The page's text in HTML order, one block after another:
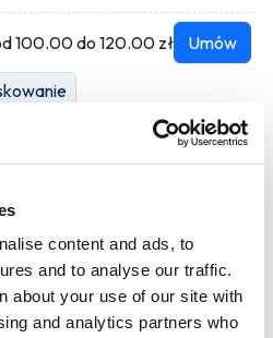
content and ads, to
and to analyse our traffic.
about your use of our site with
and analytics partners who
100.00 do 120.00 zł Umów
wnętrza
130.00 do 140.00 zł Umów